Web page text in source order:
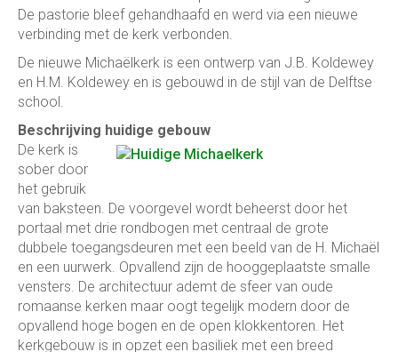
De pastorie bleef gehandhaafd en werd via een nieuwe
verbinding met de kerk verbonden.
De nieuwe Michaëlkerk is een ontwerp van J.B. Koldewey
en H.M. Koldewey en is gebouwd in de stijl van de Delftse
school.
Beschrijving huidige gebouw
De kerk is
sober door
het gebruik
van baksteen. De voorgevel wordt beheerst door het
portaal met drie rondbogen met centraal de grote
dubbele toegangsdeuren met een beeld van de H. Michaël
en een uurwerk. Opvallend zijn de hooggeplaatste smalle
vensters. De architectuur ademt de sfeer van oude
romaanse kerken maar oogt tegelijk modern door de
opvallend hoge bogen en de open klokkentoren. Het
kerkgebouw is in opzet een basiliek met een breed